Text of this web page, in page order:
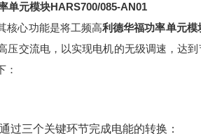
单元模块HARS700/085-AN01
核心功能是将工频高利德华福功率单元
交流电，以实现电机的无级调速，达
：
过三个关键环节完成电能的转换：